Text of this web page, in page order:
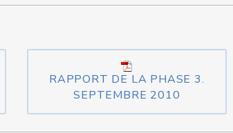
RAPPORT DE LA PHASE 3.
SEPTEMBRE 2010